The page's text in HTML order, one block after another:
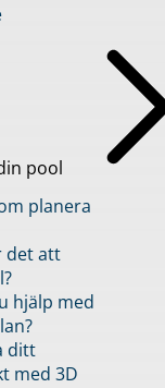
pool
planera
det att
hjälp med
ditt
med 3D